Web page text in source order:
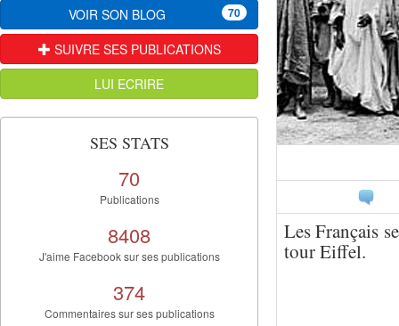
Les Français
tour Eiffel.
VOIR SON BLOG 70
SUIVRE SES PUBLICATIONS
LUI ECRIRE
SES STATS
70
Publications
8408
J'aime Facebook sur ses publications
374
Commentaires sur ses publications